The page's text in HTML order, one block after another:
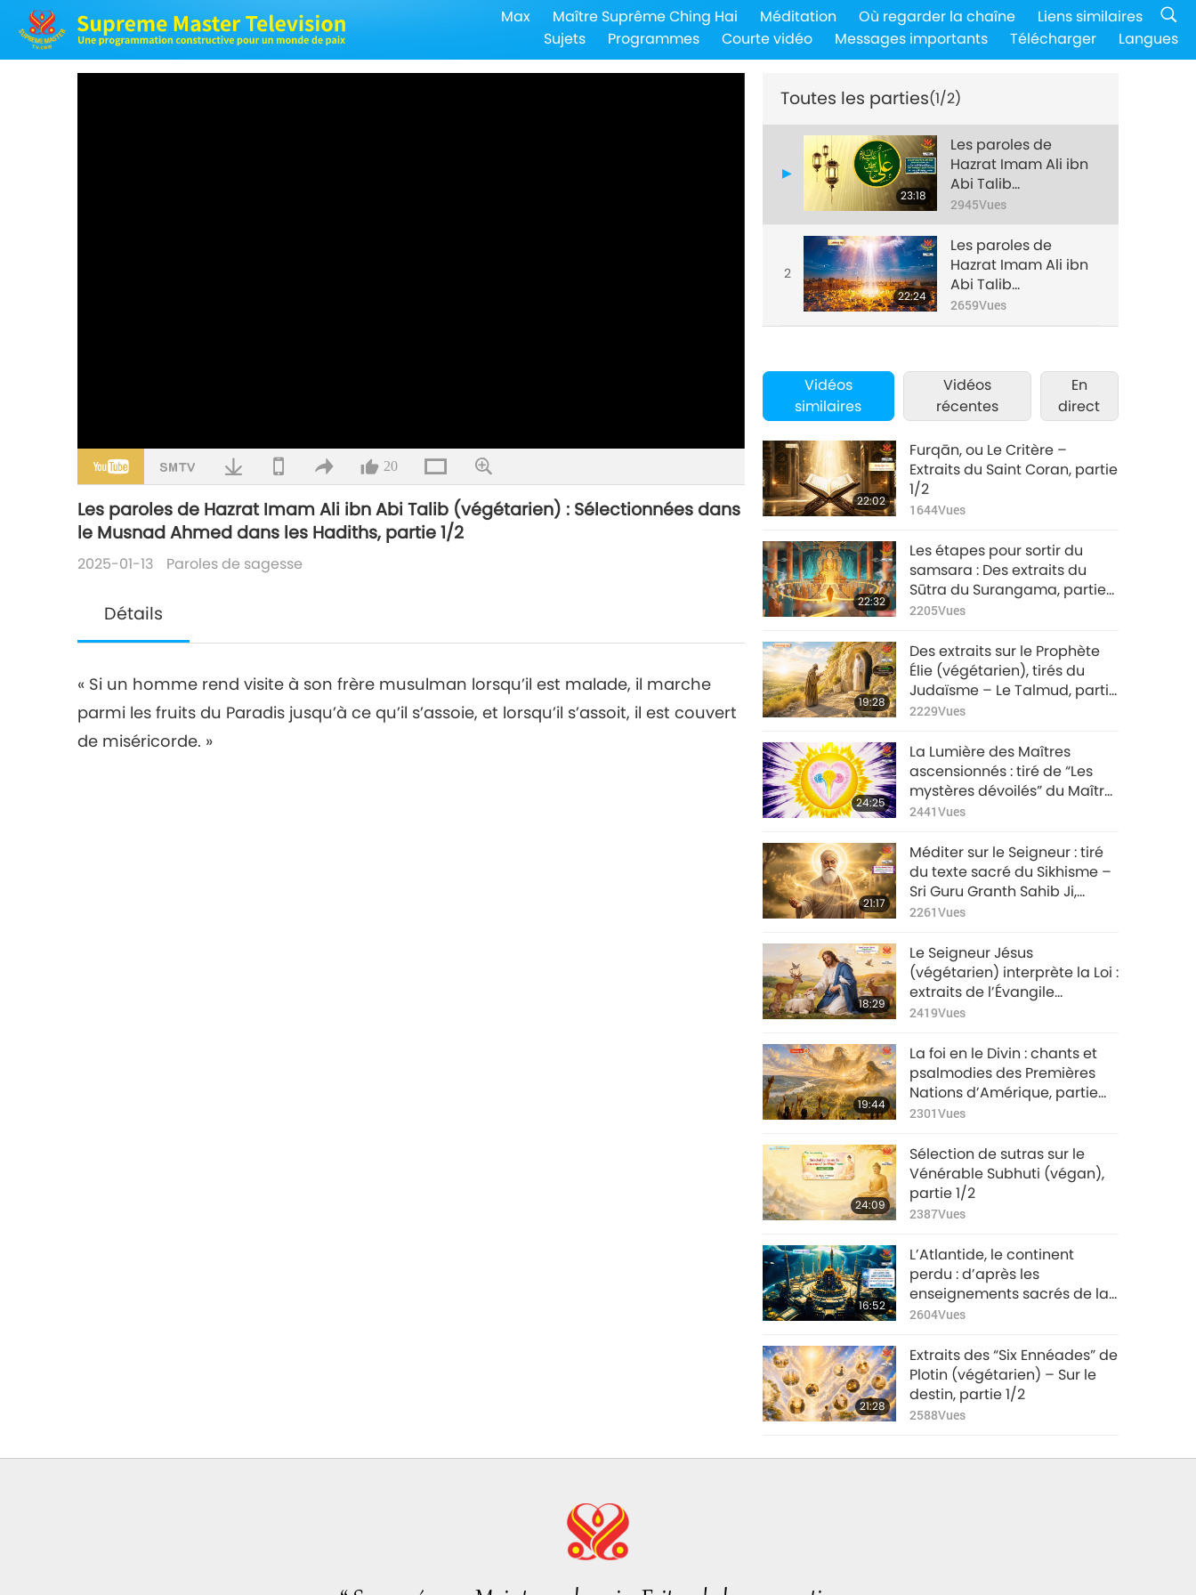
Max Maître Suprême Ching Hai Méditation Où regarder la chaîne
Liens similaires
Sujets
Programmes Courte vidéo Messages importants Télécharger Langues
20
Les paroles de Hazrat Imam Ali ibn Abi Talib (végétarien) : Sélectionnées dans
le Musnad Ahmed dans les Hadiths, partie 1/2
2025-01-13 Paroles de sagesse
Détails
« Si un homme rend visite à son frère musulman lorsqu’il est malade, il marche
parmi les fruits du Paradis jusqu’à ce qu’il s’assoie, et lorsqu’il s’assoit, il est couvert
de miséricorde. »
Toutes les parties(1/2)
23:18
Les paroles de
Hazrat Imam Ali ibn
Abi Talib
(végétarien) :
Sélectionnées dans
le Musnad Ahmed
dans les Hadiths,
partie 1/2
2945Vues
2
22:24
Les paroles de
Hazrat Imam Ali ibn
Abi Talib
(végétarien) :
Sélectionnées dans
partie 2/2
2659Vues
Vidéos
similaires
Vidéos
récentes
En
direct
22:02
Furqān, ou Le Critère –
Extraits du Saint Coran, partie
1/2
1644Vues
22:32
Les étapes pour sortir du
samsara : Des extraits du
Sūtra du Surangama, partie
1/2
2205Vues
19:28
Des extraits sur le Prophète
Élie (végétarien), tirés du
Judaïsme – Le Talmud, partie
1/2
2229Vues
24:25
La Lumière des Maîtres
ascensionnés : tiré de “Les
mystères dévoilés” du Maître
ascensionné Saint Germain
2441Vues
21:17
Méditer sur le Seigneur : tiré
du texte sacré du Sikhisme –
Sri Guru Granth Sahib Ji,
partie 1/2
2261Vues
18:29
Le Seigneur Jésus
(végétarien) interprète la Loi :
extraits de l’Évangile
essénien humain du Christ,
2419Vues
19:44
La foi en le Divin : chants et
psalmodies des Premières
Nations d’Amérique, partie
1/2
2301Vues
24:09
Sélection de sutras sur le
Vénérable Subhuti (végan),
partie 1/2
2387Vues
16:52
L’Atlantide, le continent
perdu : d’après les
enseignements sacrés de la
Théosophie dans “La Doctrine
2604Vues
21:28
Extraits des “Six Ennéades” de
Plotin (végétarien) – Sur le
destin, partie 1/2
2588Vues